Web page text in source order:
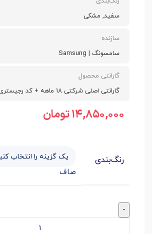
سفید, مشکی
سازنده
سامسونگ | Samsung
گارانتی محصول
گارانتی اصلی شرکتی 18 ماهه + کد رجیستری
۱۴,۸۵۰,۰۰۰تومان
رنگ‌بندی
صاف
-